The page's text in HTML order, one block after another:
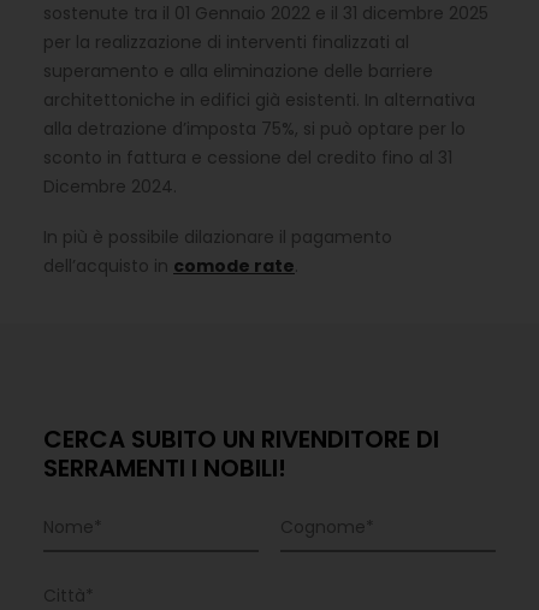
sostenute tra il 01 Gennaio 2022 e il 31 dicembre 2025
per la realizzazione di interventi finalizzati al
superamento e alla eliminazione delle barriere
architettoniche in edifici già esistenti. In alternativa
alla detrazione d’imposta 75%, si può optare per lo
sconto in fattura e cessione del credito fino al 31
Dicembre 2024.
In più è possibile dilazionare il pagamento
dell’acquisto in comode rate.
CERCA SUBITO UN RIVENDITORE DI
SERRAMENTI I NOBILI!